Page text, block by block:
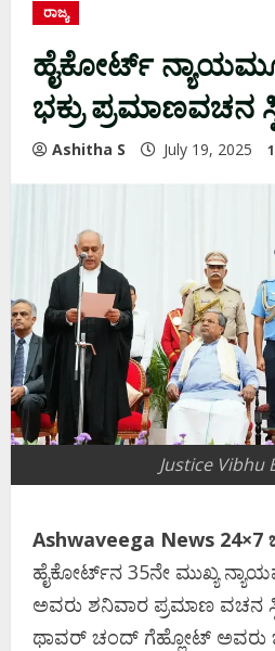
ರಾಜ್ಯ
ಹೈಕೋರ್ಟ್
ಭಕ್ರು ಪ್ರಮಾಣವಚನ
Ashitha S July 19, 2025
Justice Vibhu
Ashwaveega News 24×7
ಹೈಕೋರ್ಟ್‌ನ 35ನೇ ಮುಖ್ಯ
ಅವರು ಶನಿವಾರ ಪ್ರಮಾಣ ವಚನ
ಥಾವರ್‌ ಚಂದ್‌ ಗೆಹ್ಲೋಟ್‌ ಅವರು